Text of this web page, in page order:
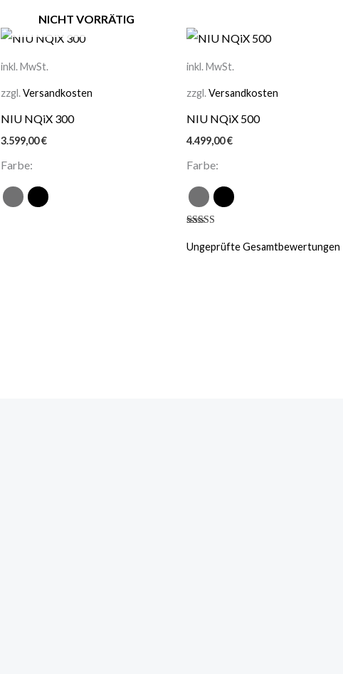
NICHT VORRÄTIG
inkl. MwSt.
zzgl.Versandkosten
NIU NQiX 300
3.599,00€
Farbe:
inkl. MwSt.
zzgl.Versandkosten
NIU NQiX 500
4.499,00€
Farbe:
5.00
von 5
Ungeprüfte Gesamtbewertungen